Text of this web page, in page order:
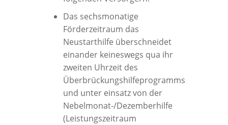
Das sechsmonatige
Förderzeitraum das
Neustarthilfe überschneidet
einander keineswegs qua ihr
zweiten Uhrzeit des
Überbrückungshilfeprogramms
und unter einsatz von der
Nebelmonat-/Dezemberhilfe
(Leistungszeitraum